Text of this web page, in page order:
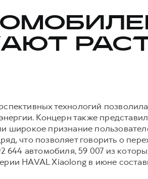
технологий
Концерн также
широкое признание
что позволяет говорить о
644 автомобиля, 59 007 из
HAVAL Xiaolong в июне